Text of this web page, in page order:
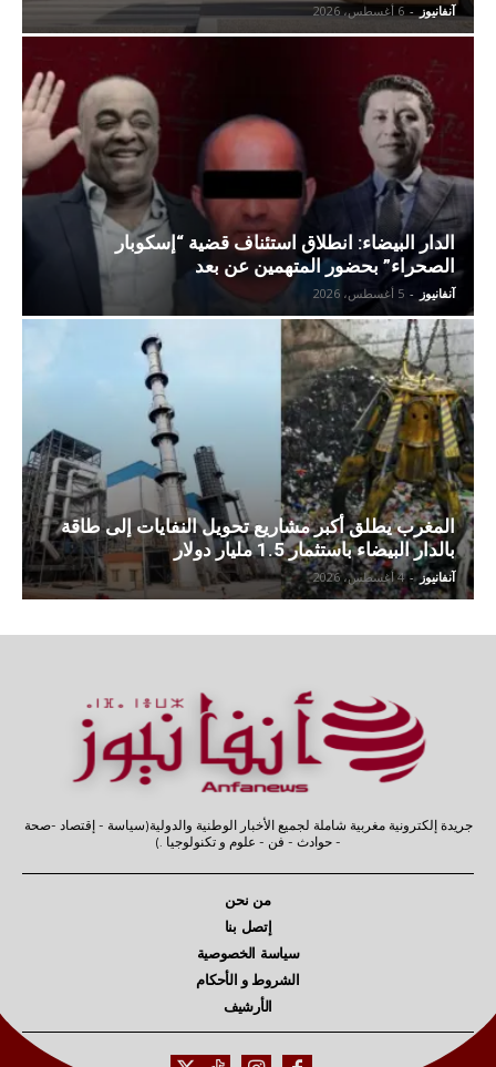
آنفانيوز - 6 أغسطس، 2026
الدار البيضاء: انطلاق استئناف قضية “إسكوبار
الصحراء” بحضور المتهمين عن بعد
آنفانيوز - 5 أغسطس، 2026
المغرب يطلق أكبر مشاريع تحويل النفايات إلى طاقة
بالدار البيضاء باستثمار 1.5 مليار دولار
آنفانيوز - 4 أغسطس، 2026
جريدة إلكترونية مغربية شاملة لجميع الأخبار الوطنية والدولية(سياسة - إقتصاد -صحة
- حوادث - فن - علوم و تكنولوجيا .)
من نحن
إتصل بنا
سياسة الخصوصية
الشروط و الأحكام
الأرشيف